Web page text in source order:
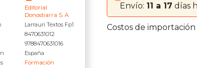
Editorial
Donostiarra S. A
Larrauri Textos Fp1
8470631012
9788470631016
España
Formación
Envío: 11 a 17 días
Costos de